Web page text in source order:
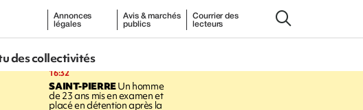
Annonces
légales
Avis & marchés
publics
Courrier des
lecteurs
des collectivités
16:32
SAINT-PIERREUn homme
de 23 ans mis en examen et
placé en détention après la